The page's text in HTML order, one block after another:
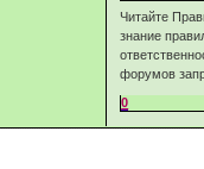
Читайте
знание
форумов
0